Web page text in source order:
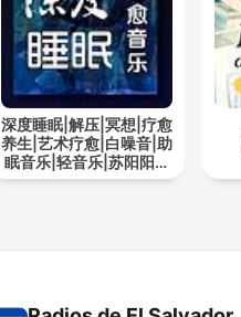
深度睡眠|解压|冥想|疗愈
养生|艺术疗愈|白噪音|助
眠音乐|轻音乐|苏阳阳频
道